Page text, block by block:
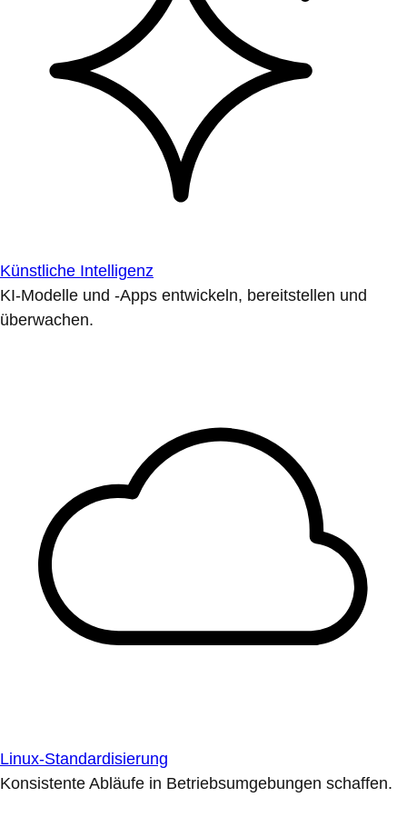
Künstliche Intelligenz
KI-Modelle und -Apps entwickeln, bereitstellen und
überwachen.
Linux-Standardisierung
Konsistente Abläufe in Betriebsumgebungen schaffen.